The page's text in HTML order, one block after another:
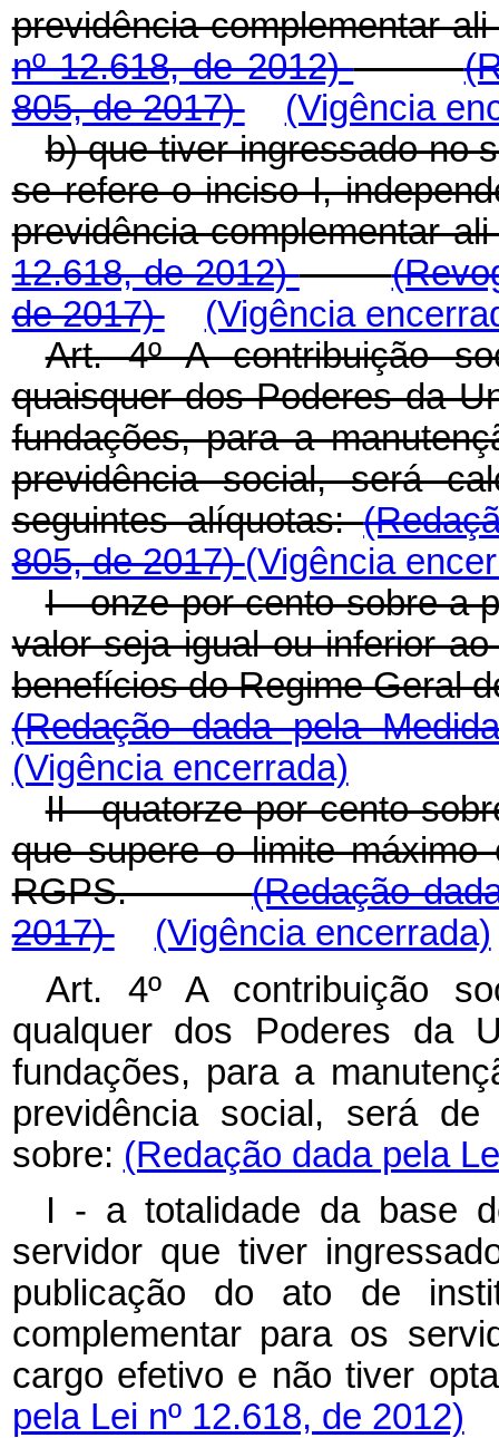
previdência
nº 12.618, de 2012)
805, de 2017)
(Vigência
b) que tiver ingressado no
se refere o inciso I,
previdência
12.618, de 2012)
de 2017)
(Vigência
Art. 4º A contribuição
quaisquer dos Poderes da
fundações, para a
previdência social, será
seguintes alíquotas:
805, de 2017)(Vigência
I - onze por cento sobre a
valor seja igual ou inferior
benefícios do Regime
(Redação dada pela
(Vigência encerrada)
II - quatorze por cento
que supere o limite máximo
RGPS.(Redação
2017)
(Vigência encerrada)
Art. 4º A contribuição
qualquer dos Poderes da
fundações, para a
previdência social, será
sobre: (Redação dada pela
I - a totalidade da base
servidor que tiver
publicação do ato de
complementar para os
cargo efetivo e não tiver
pela Lei nº 12.618, de 2012)